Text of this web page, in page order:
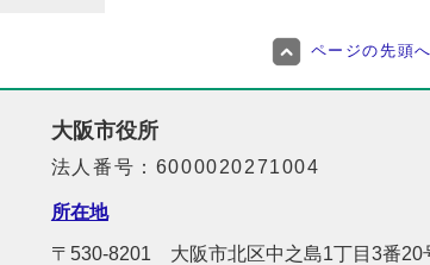
ページの先頭
大阪市役所
法人番号：6000020271004
所在地
〒530-8201 大阪市北区中之島1丁目3番20